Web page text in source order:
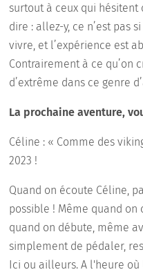
surtout à ceux qui hésitent
dire : allez-y, ce n’est pas
vivre, et l’expérience est
Contrairement à ce qu’on
d’extrême dans ce genre
La prochaine aventure,
Céline : « Comme des
2023 !
Quand on écoute Céline,
possible ! Même quand on
quand on débute, même
simplement de pédaler,
Ici ou ailleurs. A l'heure